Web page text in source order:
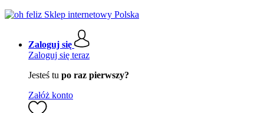
Zaloguj się
Zaloguj się teraz
Jesteś tu po raz pierwszy?
Załóż konto